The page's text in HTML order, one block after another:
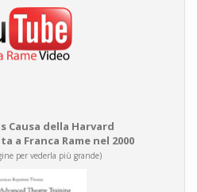
Causa della Harvard
a Franca Rame nel 2000
per vederla più grande)